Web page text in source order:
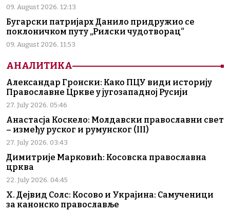
09. August 2026. 12:13
Бугарски патријарх Данило придружио се
поклоничком путу „Рилски чудотворац“
09. August 2026. 11:53
АНАЛИТИКА
Александар Гронски: Како ПЦУ види историју
Православне Цркве у југозападној Русији
27. July 2026. 05:46
Анастасја Коскело: Молдавски православни свет
– између руског и румунског (III)
27. July 2026. 03:43
Димитрије Марковић: Косовска православна
црква
22. July 2026. 04:45
Х. Дејвид Солс: Косово и Украјина: Самученици
за канонско православље